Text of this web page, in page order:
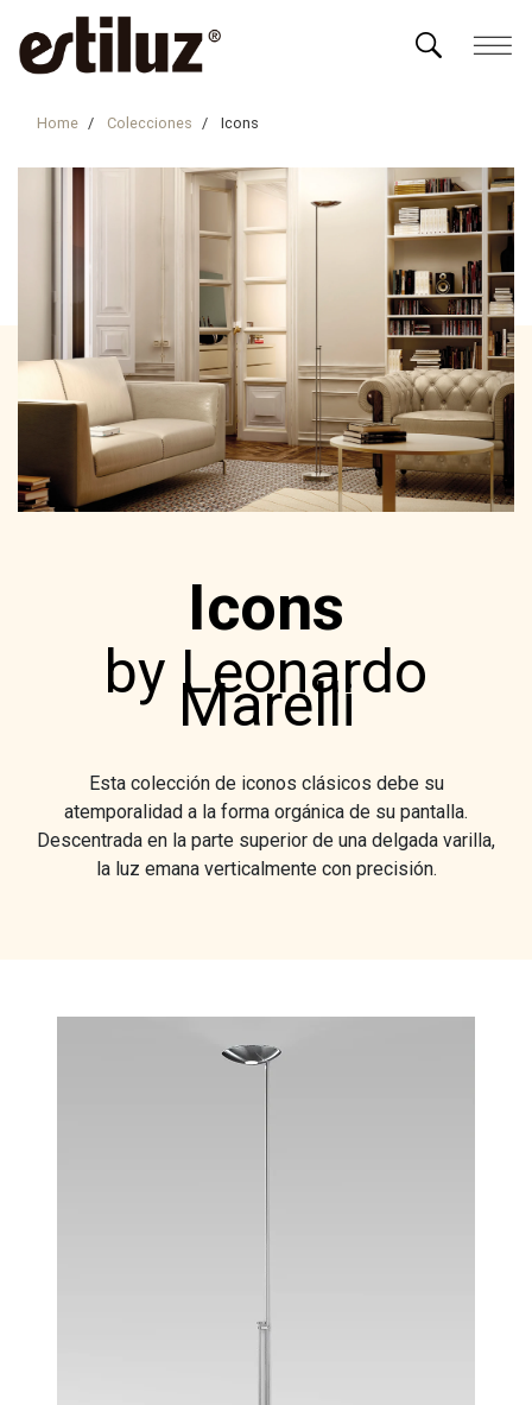
Home Colecciones Icons
Icons
by Leonardo
Marelli
Esta colección de iconos clásicos debe su
atemporalidad a la forma orgánica de su pantalla.
Descentrada en la parte superior de una delgada varilla,
la luz emana verticalmente con precisión.